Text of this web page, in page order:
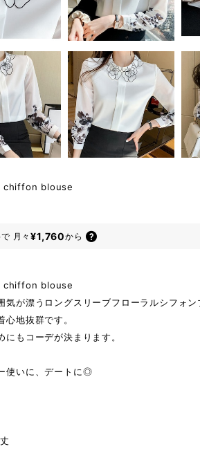
chiffon blouse
月々¥1,760から
chiffon blouse
気が漂うロングスリーブフローラルシフォ
地抜群です。
もコーデが決まります。
使いに、デートに◎